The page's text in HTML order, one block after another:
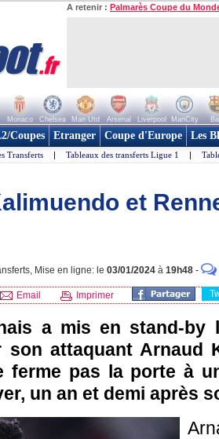
A retenir : Palmarès Coupe du
Monaco Chelsea Man Utd Arsenal Liverpool ManCity
Coupes Etranger Coupe d'Europe Les
Transferts | Tableaux des transferts Ligue 1 |
et
Mise en ligne: le 03/01/2024 à 19h48 -
Email Imprimer
a mis en stand-by
son attaquant Arnaud
ferme pas la porte à
un an et demi après